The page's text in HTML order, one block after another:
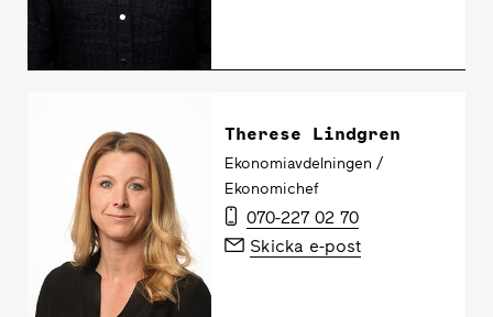
Therese Lindgren
Ekonomiavdelningen /
Ekonomichef
070-227 02 70
Skicka e-post